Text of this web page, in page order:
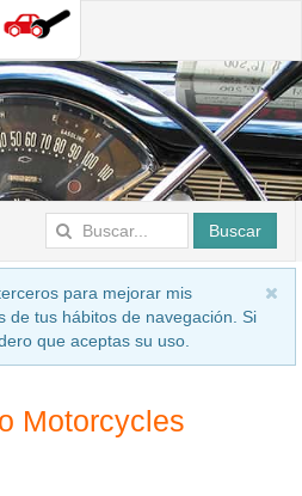
Buscar
para mejorar mis
de tus hábitos de navegación. Si
que aceptas su uso.
Motorcycles